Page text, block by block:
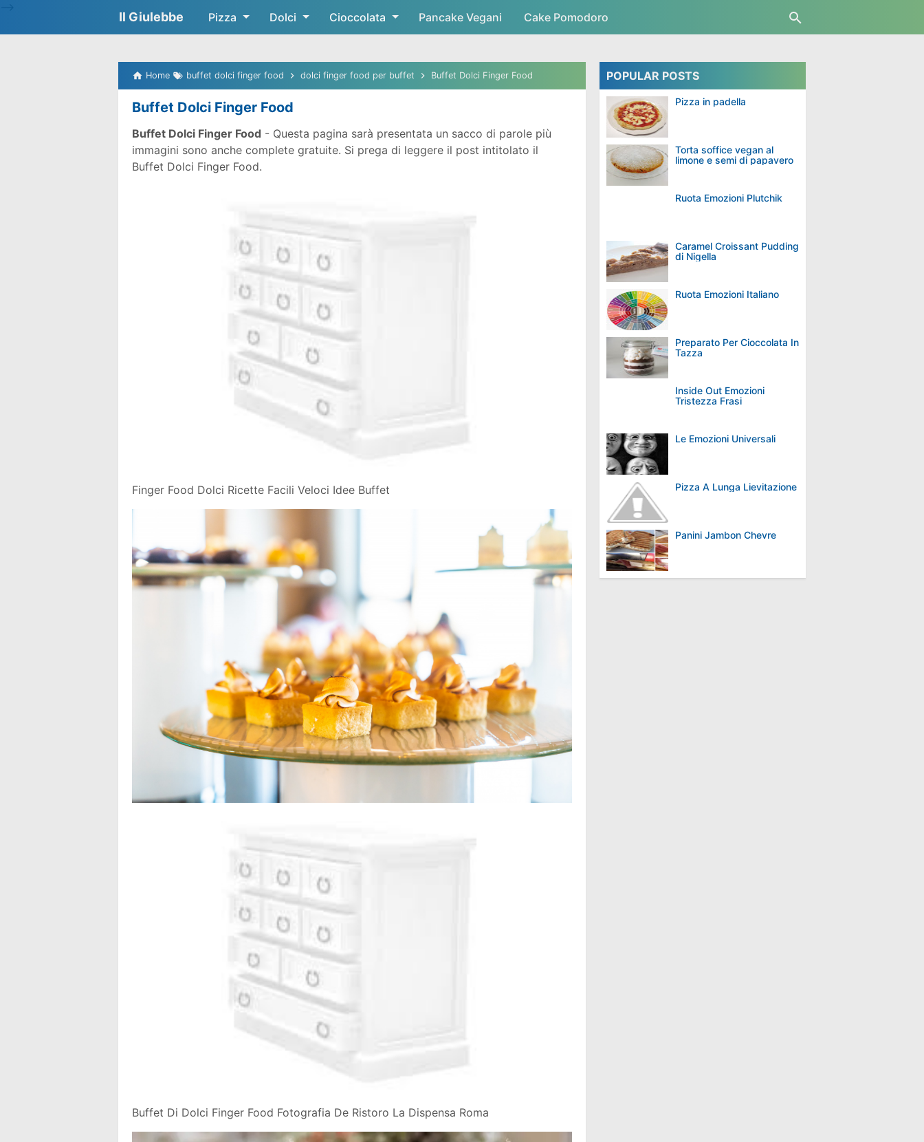
Skip to main content
Il Giulebbe Pizza Dolci Cioccolata Pancake Vegani Cake Pomodoro
Home buffet dolci finger food dolci finger food per buffet Buffet Dolci Finger Food
Buffet Dolci Finger Food
Buffet Dolci Finger Food - Questa pagina sarà presentata un sacco di parole più
immagini sono anche complete gratuite. Si prega di leggere il post intitolato il
Buffet Dolci Finger Food.
Finger Food Dolci Ricette Facili Veloci Idee Buffet
Buffet Di Dolci Finger Food Fotografia De Ristoro La Dispensa Roma
POPULAR POSTS
Pizza in padella
Torta soffice vegan al
limone e semi di papavero
Ruota Emozioni Plutchik
Caramel Croissant Pudding
di Nigella
Ruota Emozioni Italiano
Preparato Per Cioccolata In
Tazza
Inside Out Emozioni
Tristezza Frasi
Le Emozioni Universali
Pizza A Lunga Lievitazione
Panini Jambon Chevre